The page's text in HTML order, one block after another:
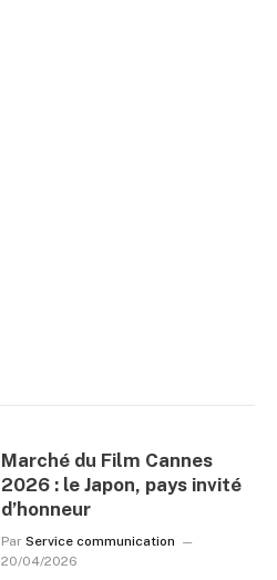
Marché du Film Cannes
2026 : le Japon, pays invité
d’honneur
Par Service communication
20/04/2026